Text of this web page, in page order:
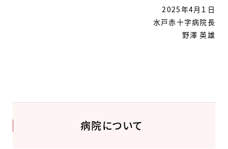
2025年4月１日
水戸赤十字病院長
野澤 英雄
病院について